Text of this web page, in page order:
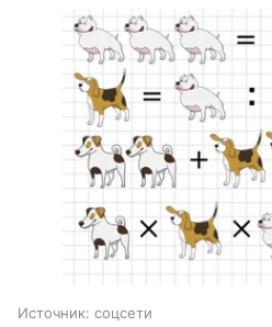
Источник: соцсети